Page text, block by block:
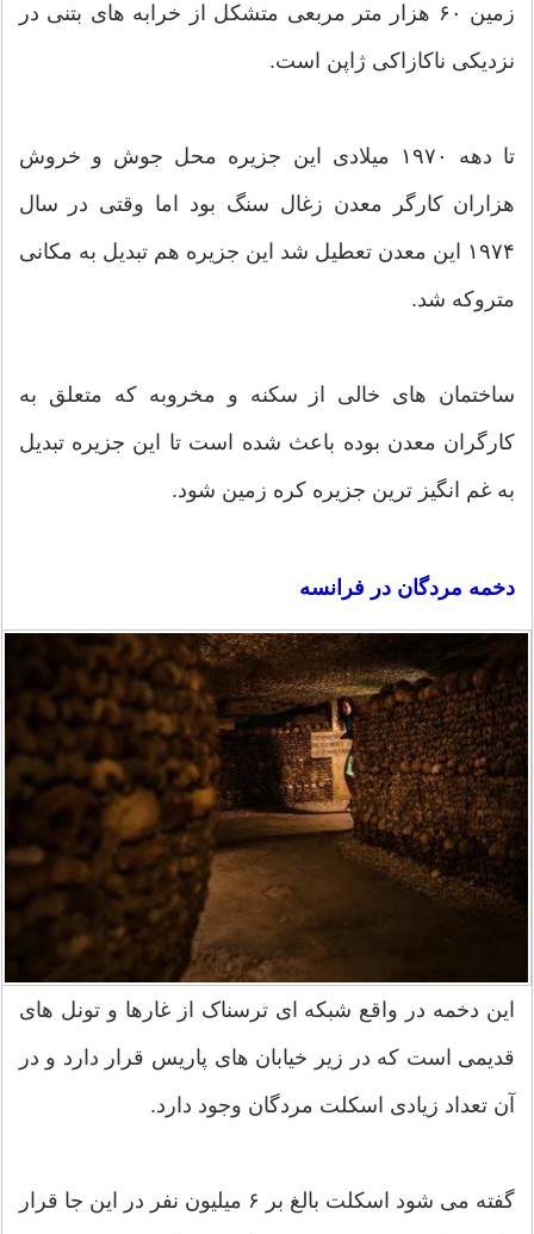
زمین ۶۰ هزار متر مربعی متشکل از خرابه های بتنی در
نزدیکی ناکازاکی ژاپن است.
تا دهه ۱۹۷۰ میلادی این جزیره محل جوش و خروش
هزاران کارگر معدن زغال سنگ بود اما وقتی در سال
۱۹۷۴ این معدن تعطیل شد این جزیره هم تبدیل به مکانی
متروکه شد.
ساختمان های خالی از سکنه و مخروبه که متعلق به
کارگران معدن بوده باعث شده است تا این جزیره تبدیل
به غم انگیز ترین جزیره کره زمین شود.
دخمه مردگان در فرانسه
این دخمه در واقع شبکه ای ترسناک از غارها و تونل های
قدیمی است که در زیر خیابان های پاریس قرار دارد و در
آن تعداد زیادی اسکلت مردگان وجود دارد.
گفته می شود اسکلت بالغ بر ۶ میلیون نفر در این جا قرار